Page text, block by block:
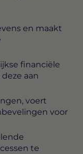
en maakt
financiële
aan
voert
voor
te